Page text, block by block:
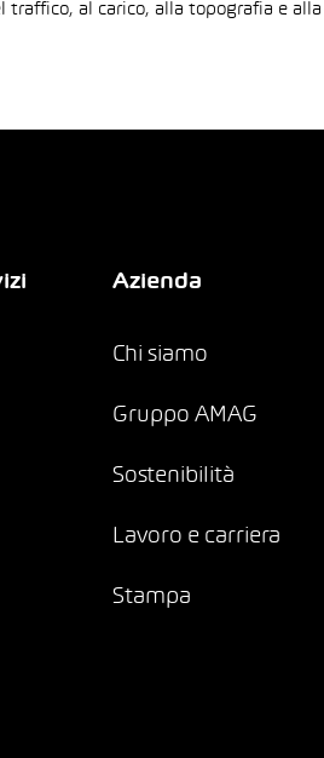
al carico, alla topografia e
Azienda
Chi siamo
Gruppo AMAG
Sostenibilità
Lavoro e carriera
Stampa